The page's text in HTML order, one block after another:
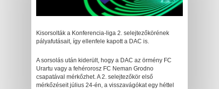
Kisorsolták a Konferencia-liga 2. selejtezőkörének
pályafutásait, így ellenfele kapott a DAC is.
A sorsolás után kiderült, hogy a DAC az örmény FC
Urartu vagy a fehérorosz FC Neman Grodno
csapatával mérkőzhet. A 2. selejtezőkör első
mérkőzéseit július 24-én, a visszavágókat egy héttel